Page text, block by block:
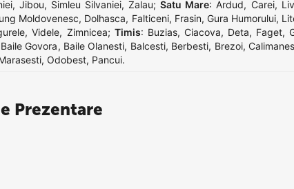
, Jibou, Simleu Silvaniei,Zalau;Satu Mare:Ardud, Carei,
Moldovenesc, Dolhasca, Falticeni, Frasin, Gura Humorului,
,Videle, Zimnicea; Timis: Buzias, Ciacova, Deta, Faget,
Baile Govora, Baile Olanesti, Balcesti, Berbesti, Brezoi,
, Odobest, Pancui.
Prezentare